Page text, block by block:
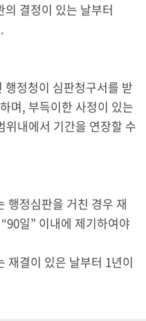
결정이 있는 날부터
정청이 심판청구서를 받
며, 부득이한 사정이 있는
위내에서 기간을 연장할 수
행정심판을 거친 경우 재
일” 이내에 제기하여야
재결이 있은 날부터 1년이